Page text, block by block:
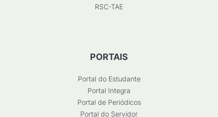
RSC-TAE
PORTAIS
Portal do Estudante
Portal Integra
Portal de Periódicos
Portal do Servidor